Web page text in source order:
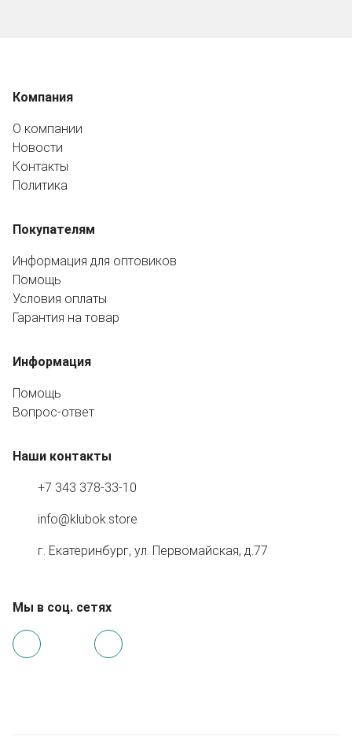
Компания
О компании
Новости
Контакты
Политика
Покупателям
Информация для оптовиков
Помощь
Условия оплаты
Гарантия на товар
Информация
Помощь
Вопрос-ответ
Наши контакты
+7 343 378-33-10
info@klubok.store
г. Екатеринбург, ул. Первомайская, д.77
Мы в соц. сетях